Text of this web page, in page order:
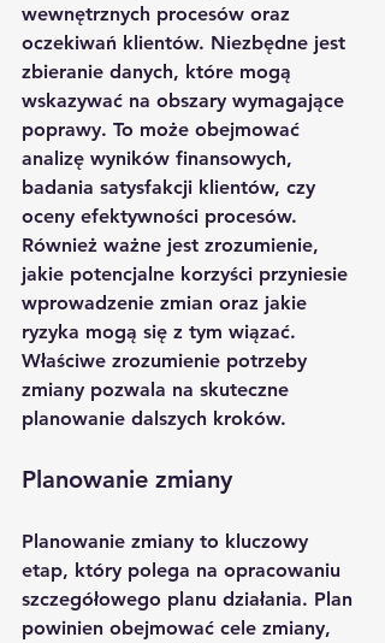
wewnętrznych procesów oraz
oczekiwań klientów. Niezbędne jest
zbieranie danych, które mogą
wskazywać na obszary wymagające
poprawy. To może obejmować
analizę wyników finansowych,
badania satysfakcji klientów, czy
oceny efektywności procesów.
Również ważne jest zrozumienie,
jakie potencjalne korzyści przyniesie
wprowadzenie zmian oraz jakie
ryzyka mogą się z tym wiązać.
Właściwe zrozumienie potrzeby
zmiany pozwala na skuteczne
planowanie dalszych kroków.
Planowanie zmiany
Planowanie zmiany to kluczowy
etap, który polega na opracowaniu
szczegółowego planu działania. Plan
powinien obejmować cele zmiany,